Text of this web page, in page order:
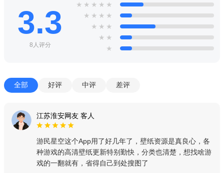
3.3
8人评分
★ ★ ★ ★ ★
★ ★ ★ ★
★ ★ ★
★ ★
★
全部 好评 中评 差评
江苏淮安网友 客人
游民星空这个App用了好几年了，壁纸资源是真良心，各
种游戏的高清壁纸更新特别勤快，分类也清楚，想找啥游
戏的一翻就有，省得自己到处搜图了